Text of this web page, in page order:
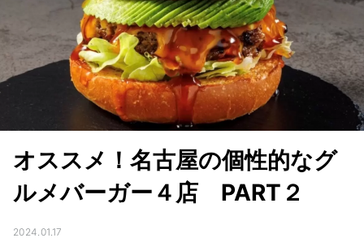
オススメ！名古屋の個性的なグ
ルメバーガー４店 PART２
2024.01.17